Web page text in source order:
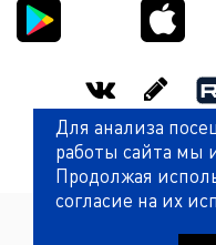
Оценить
Для анализа
работы сайта мы
Продолжая
согласие на их